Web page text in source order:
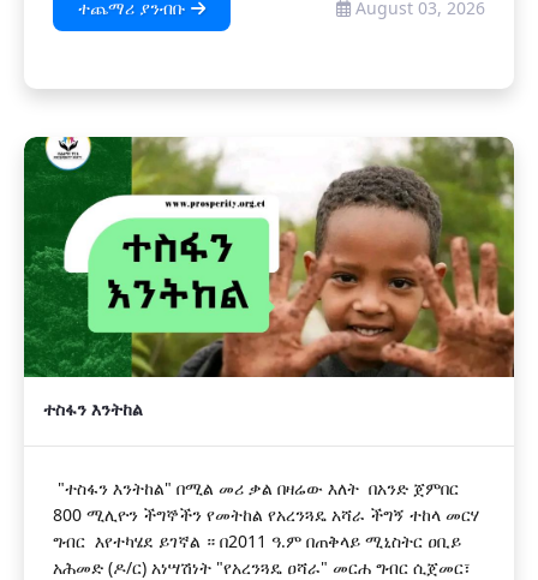
ተጨማሪ ያንብቡ August 03, 2026
ተስፋን እንትከል
"ተስፋን እንትከል" በሚል መሪ ቃል በዛሬው እለት በአንድ ጀምበር
800 ሚሊዮን ችግኞችን የመትከል የአረንጓዴ አሻራ ችግኝ ተከላ መርሃ
ግብር እየተካሄደ ይገኛል ። በ2011 ዓ.ም በጠቅላይ ሚኒስትር ዐቢይ
አሕመድ (ዶ/ር) አነሣሽነት "የአረንጓዴ ዐሻራ" መርሐ ግብር ሲጀመር፣